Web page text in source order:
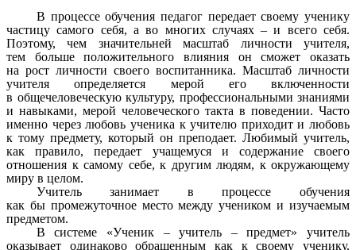
В процессе обучения педагог передает своему ученику
частицу самого себя, а во многих случаях – и всего себя.
Поэтому, чем значительней масштаб личности учителя,
тем больше положительного влияния он сможет оказать
на рост личности своего воспитанника. Масштаб личности
учителя определяется мерой его включенности
в общечеловеческую культуру, профессиональными знаниями
и навыками, мерой человеческого такта в поведении. Часто
именно через любовь ученика к учителю приходит и любовь
к тому предмету, который он преподает. Любимый учитель,
как правило, передает учащемуся и содержание своего
отношения к самому себе, к другим людям, к окружающему
миру в целом.
Учитель занимает в процессе обучения
как бы промежуточное место между учеником и изучаемым
предметом.
В системе «Ученик – учитель – предмет» учитель
оказывает одинаково обращенным как к своему ученику,